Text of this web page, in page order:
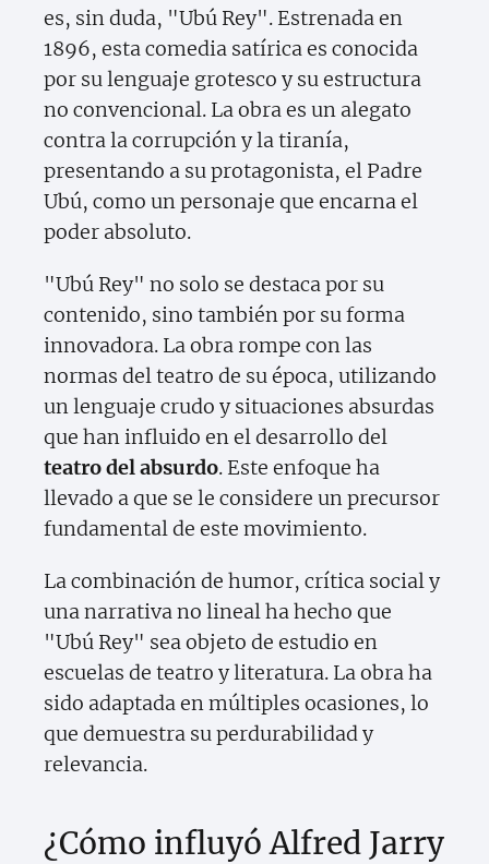
es, sin duda, "Ubú Rey". Estrenada en
1896, esta comedia satírica es conocida
por su lenguaje grotesco y su estructura
no convencional. La obra es un alegato
contra la corrupción y la tiranía,
presentando a su protagonista, el Padre
Ubú, como un personaje que encarna el
poder absoluto.
"Ubú Rey" no solo se destaca por su
contenido, sino también por su forma
innovadora. La obra rompe con las
normas del teatro de su época, utilizando
un lenguaje crudo y situaciones absurdas
que han influido en el desarrollo del
teatro del absurdo. Este enfoque ha
llevado a que se le considere un precursor
fundamental de este movimiento.
La combinación de humor, crítica social y
una narrativa no lineal ha hecho que
"Ubú Rey" sea objeto de estudio en
escuelas de teatro y literatura. La obra ha
sido adaptada en múltiples ocasiones, lo
que demuestra su perdurabilidad y
relevancia.
¿Cómo influyó Alfred Jarry